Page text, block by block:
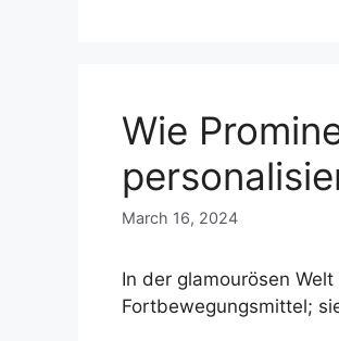
Wie
March 16, 2024
In der glamourösen
Fortbewegungsmittel;